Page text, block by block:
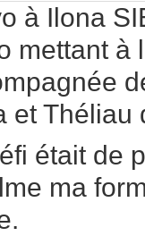
à Ilona
mettant à
et Théliau
était de
ma